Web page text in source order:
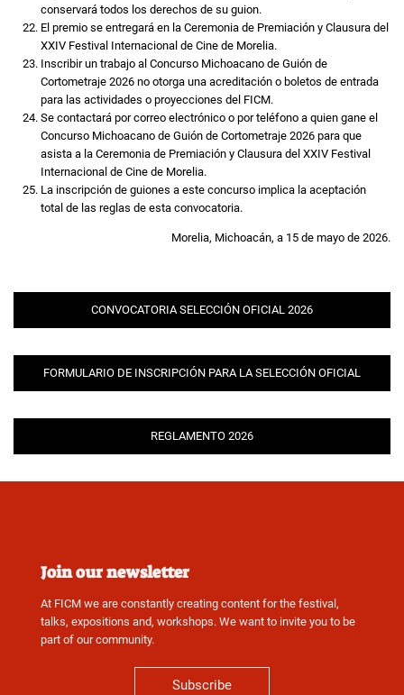
conservará todos los derechos de su guion.
El premio se entregará en la Ceremonia de Premiación y Clausura del
XXIV Festival Internacional de Cine de Morelia.
Inscribir un trabajo al Concurso Michoacano de Guión de
Cortometraje 2026 no otorga una acreditación o boletos de entrada
para las actividades o proyecciones del FICM.
Se contactará por correo electrónico o por teléfono a quien gane el
Concurso Michoacano de Guión de Cortometraje 2026 para que
asista a la Ceremonia de Premiación y Clausura del XXIV Festival
Internacional de Cine de Morelia.
La inscripción de guiones a este concurso implica la aceptación
total de las reglas de esta convocatoria.
Morelia, Michoacán, a 15 de mayo de 2026.
CONVOCATORIA SELECCIÓN OFICIAL 2026
FORMULARIO DE INSCRIPCIÓN PARA LA SELECCIÓN OFICIAL
REGLAMENTO 2026
Join our newsletter
At FICM we are constantly creating content for the festival,
talks, expositions and, workshops. We want to invite you to be
part of our community.
Subscribe